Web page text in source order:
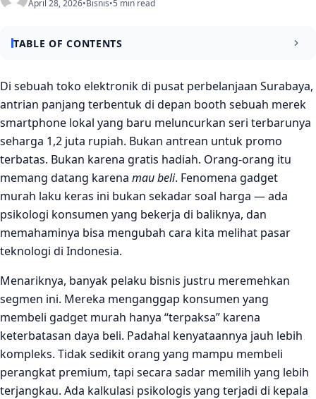
April 28, 2026•Bisnis•5 min read
TABLE OF CONTENTS
Psikologi Konsumen di Balik Daya Tarik Gadget Murah
Efek Harga Referensi dan Anchoring
Rasa Aman dari “Risiko Finansial yang Rendah”
Strategi Bisnis yang Bisa Dipelajari dari Fenomena Ini
Bangun Narasi “Value for Money” yang Kuat
Manfaatkan Efek Sosial dan Word-of-Mouth
Kesimpulan
Kenapa gadget murah bisa laku lebih banyak dari
gadget mahal padahal kualitasnya kalah?
Apakah strategi harga murah bisa merusak citra merek
dalam jangka panjang?
Bagaimana cara bisnis gadget memanfaatkan psikologi
konsumen secara etis?
Di sebuah toko elektronik di pusat perbelanjaan Surabaya,
antrian panjang terbentuk di depan booth sebuah merek
smartphone lokal yang baru meluncurkan seri terbarunya
seharga 1,2 juta rupiah. Bukan antrean untuk promo
terbatas. Bukan karena gratis hadiah. Orang-orang itu
memang datang karena mau beli. Fenomena gadget
murah laku keras ini bukan sekadar soal harga — ada
psikologi konsumen yang bekerja di baliknya, dan
memahaminya bisa mengubah cara kita melihat pasar
teknologi di Indonesia.
Menariknya, banyak pelaku bisnis justru meremehkan
segmen ini. Mereka menganggap konsumen yang
membeli gadget murah hanya “terpaksa” karena
keterbatasan daya beli. Padahal kenyataannya jauh lebih
kompleks. Tidak sedikit orang yang mampu membeli
perangkat premium, tapi secara sadar memilih yang lebih
terjangkau. Ada kalkulasi psikologis yang terjadi di kepala